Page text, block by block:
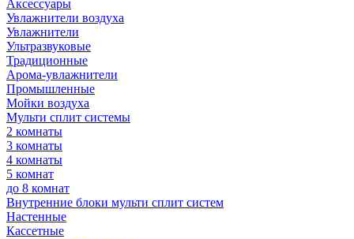
Аксессуары
Увлажнители воздуха
Увлажнители
Ультразвуковые
Традиционные
Арома-увлажнители
Промышленные
Мойки воздуха
Мульти сплит системы
2 комнаты
3 комнаты
4 комнаты
5 комнат
до 8 комнат
Внутренние блоки мульти сплит систем
Настенные
Кассетные